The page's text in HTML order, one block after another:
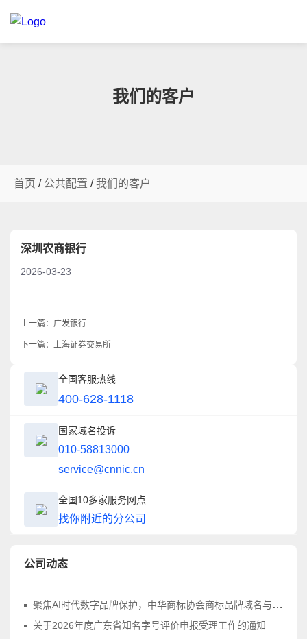
我们的客户
首页 / 公共配置 /我们的客户
深圳农商银行
2026-03-23
上一篇： 广发银行
下一篇： 上海证券交易所
全国客服热线
400-628-1118
国家域名投诉
010-58813000
service@cnnic.cn
全国10多家服务网点
找你附近的分公司
公司动态
聚焦AI时代数字品牌保护，中华商标协会商标品牌域名与网络标识工作委员会正式成立
关于2026年度广东省知名字号评价申报受理工作的通知